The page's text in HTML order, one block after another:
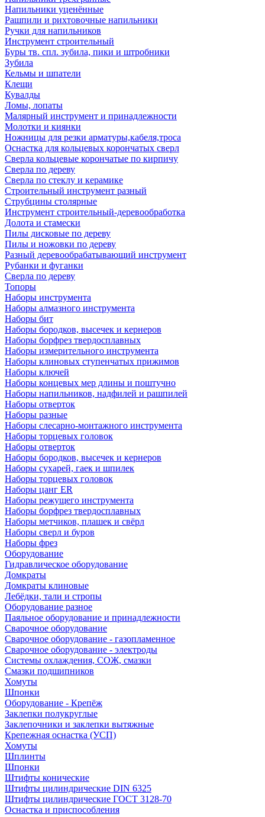
Напильники уценённые
Рашпили и рихтовочные напильники
Ручки для напильников
Инструмент строительный
Буры тв. спл. зубила, пики и штробники
Зубила
Кельмы и шпатели
Клещи
Кувалды
Ломы, лопаты
Малярный инструмент и принадлежности
Молотки и киянки
Ножницы для резки арматуры,кабеля,троса
Оснастка для кольцевых корончатых сверл
Сверла кольцевые корончатые по кирпичу
Сверла по дереву
Сверла по стеклу и керамике
Строительный инструмент разный
Струбцины столярные
Инструмент строительный-деревообработка
Долота и стамески
Пилы дисковые по дереву
Пилы и ножовки по дереву
Разный деревообрабатывающий инструмент
Рубанки и фуганки
Сверла по дереву
Топоры
Наборы инструмента
Наборы алмазного инструмента
Наборы бит
Наборы бородков, высечек и кернеров
Наборы борфрез твердосплавных
Наборы измерительного инструмента
Наборы клиновых ступенчатых прижимов
Наборы ключей
Наборы концевых мер длины и поштучно
Наборы напильников, надфилей и рашпилей
Наборы отверток
Наборы разные
Наборы слесарно-монтажного инструмента
Наборы торцевых головок
Наборы отверток
Наборы бородков, высечек и кернеров
Наборы сухарей, гаек и шпилек
Наборы торцевых головок
Наборы цанг ER
Наборы режущего инструмента
Наборы борфрез твердосплавных
Наборы метчиков, плашек и свёрл
Наборы сверл и буров
Наборы фрез
Оборудование
Гидравлическое оборудование
Домкраты
Домкраты клиновые
Лебёдки, тали и стропы
Оборудование разное
Паяльное оборудование и принадлежности
Сварочное оборудование
Сварочное оборудование - газопламенное
Сварочное оборудование - электроды
Системы охлаждения, СОЖ, смазки
Смазки подшипников
Хомуты
Шпонки
Оборудование - Крепёж
Заклепки полукруглые
Заклепочники и заклепки вытяжные
Крепежная оснастка (УСП)
Хомуты
Шплинты
Шпонки
Штифты конические
Штифты цилиндрические DIN 6325
Штифты цилиндрические ГОСТ 3128-70
Оснастка и приспособления